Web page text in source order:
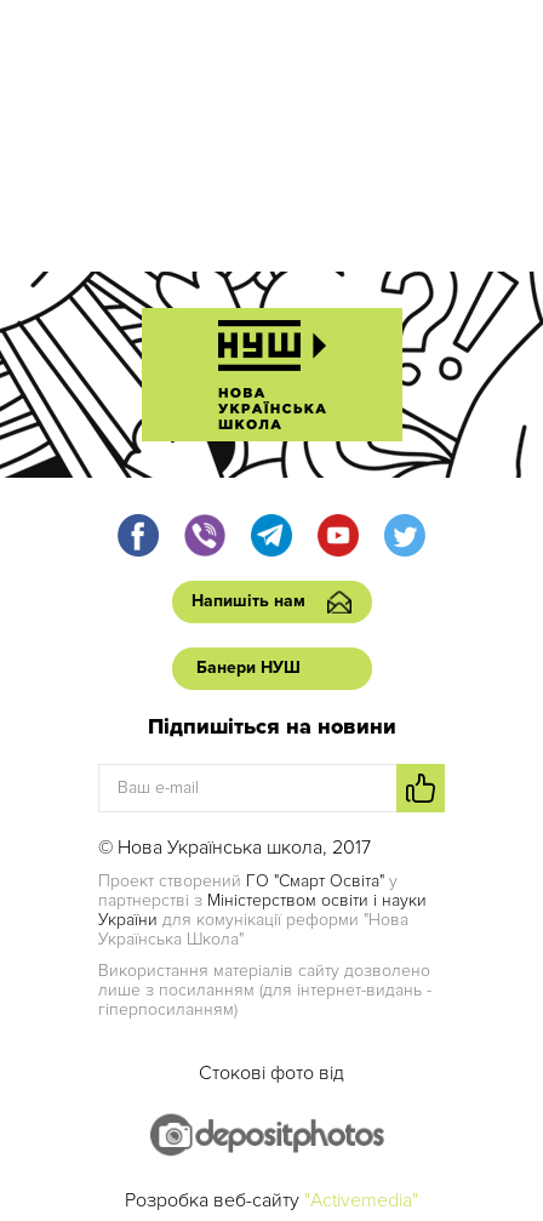
Напишіть нам
Банери НУШ
Підпишіться на новини
© Нова Українська школа, 2017
Проект створений ГО "Смарт Освіта" у
партнерстві з Міністерством освіти і науки
України для комунікації реформи "Нова
Українська Школа"
Використання матеріалів сайту дозволено
лише з посиланням (для інтернет-видань -
гіперпосиланням)
Стокові фото від
Розробка веб-сайту "Activemedia"